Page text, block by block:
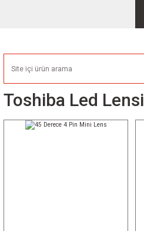
Toshiba Led Lensi